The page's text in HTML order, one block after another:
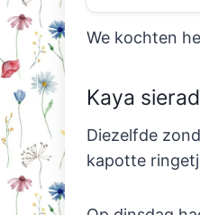
We kochten
Kaya
Diezelfde
kapotte